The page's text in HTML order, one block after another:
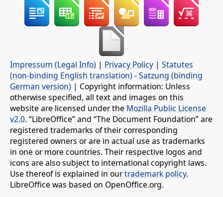
Impressum (Legal Info) | Privacy Policy | Statutes
(non-binding English translation) -Satzung (binding
German version) | Copyright information: Unless
otherwise specified, all text and images on this
website are licensed under the Mozilla Public License
v2.0. “LibreOffice” and “The Document Foundation” are
registered trademarks of their corresponding
registered owners or are in actual use as trademarks
in one or more countries. Their respective logos and
icons are also subject to international copyright laws.
Use thereof is explained in ourtrademark policy.
LibreOffice was based on OpenOffice.org.